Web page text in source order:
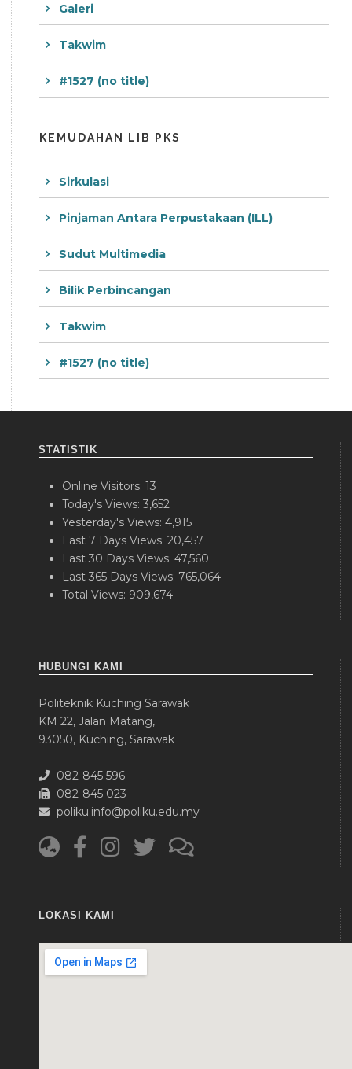
Galeri
Takwim
#1527 (no title)
KEMUDAHAN LIB PKS
Sirkulasi
Pinjaman Antara Perpustakaan (ILL)
Sudut Multimedia
Bilik Perbincangan
Takwim
#1527 (no title)
STATISTIK
Online Visitors: 13
Today's Views: 3,652
Yesterday's Views: 4,915
Last 7 Days Views: 20,457
Last 30 Days Views: 47,560
Last 365 Days Views: 765,064
Total Views: 909,674
HUBUNGI KAMI
Politeknik Kuching Sarawak
KM 22, Jalan Matang,
93050, Kuching, Sarawak
082-845 596
082-845 023
poliku.info@poliku.edu.my
LOKASI KAMI